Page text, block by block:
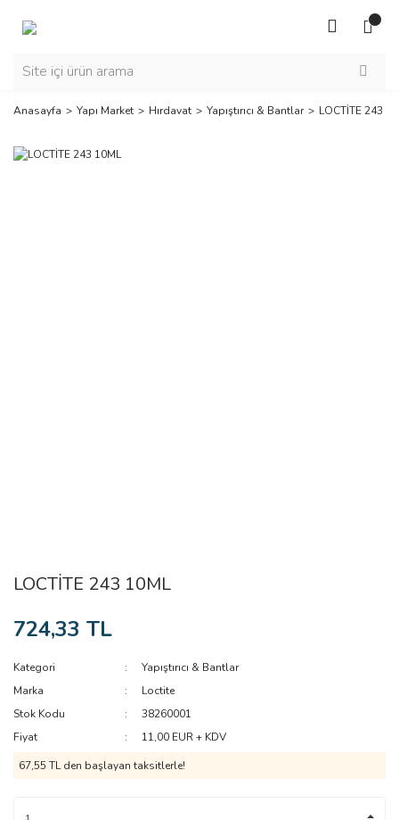
Anasayfa Yapı Market Hırdavat Yapıştırıcı & Bantlar LOCTİTE 243
LOCTİTE 243 10ML
724,33 TL
Kategori
Yapıştırıcı & Bantlar
Marka
Loctite
Stok Kodu
38260001
Fiyat
11,00 EUR + KDV
67,55 TL den başlayan taksitlerle!